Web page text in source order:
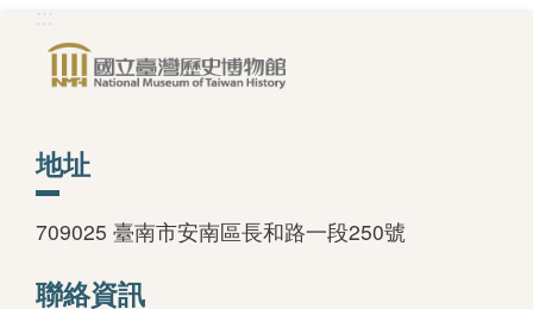
:::
地址
709025 臺南市安南區長和路一段250號
聯絡資訊